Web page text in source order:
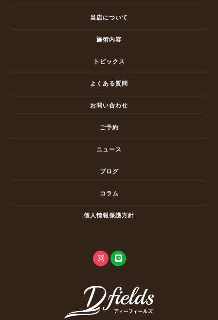
当店について
施術内容
トピックス
よくある質問
お問い合わせ
ご予約
ニュース
ブログ
コラム
個人情報保護方針